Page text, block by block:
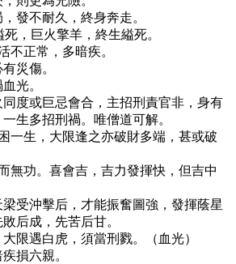
發不耐久，終身奔走。
，巨火擎羊，終生縊死。
不正常，多暗疾。
災傷。
光。
度或巨忌會合，主招刑責官非，身有
生多招刑禍。唯僧道可解。
一生，大限逢之亦破財多端，甚或破
無功。喜會吉，吉力發揮快，但吉中
受沖擊后，才能振奮圖強，發揮蔭星
后成，先苦后甘。
限遇白虎，須當刑戮。（血光）
損六親。